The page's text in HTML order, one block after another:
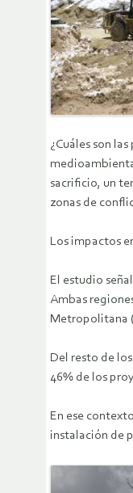
¿Cuáles son
sacrificio, un
zonas de
Los impactos
El estudio
Ambas
Metropolitana
Del resto de
46% de los
En ese
instalación de